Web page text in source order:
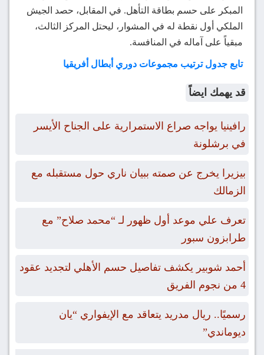
المبكر على حسم بطاقة التأهل. في المقابل، حصد الجيش
الملكي أول نقطة له في المشوار، ليحتل المركز الثالث،
مبقياً على آماله في المنافسة.
تابع جدول ترتيب مجموعات دوري أبطال أفريقيا
قد يهمك ايضاً
رافينيا يواجه صراع الاستمرارية على الجناح الأيسر
في برشلونة
بيزيرا يخرج عن صمته ببيان ناري حول مستقبله مع
الزمالك
تعرف علي موعد أول ظهور لـ “محمد صلاح” مع
طرابزون سبور
أحمد شوبير يكشف تفاصيل حسم الأهلي لتجديد عقود
4 من نجوم الفريق
رسميًا.. ريال مدريد يتعاقد مع الإيفواري “يان
ديوماندي”